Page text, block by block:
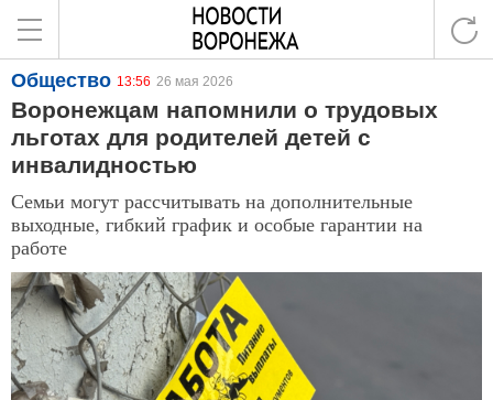
Общество 13:56 26 мая 2026
Воронежцам напомнили о трудовых
льготах для родителей детей с
инвалидностью
Семьи могут рассчитывать на дополнительные
выходные, гибкий график и особые гарантии на
работе